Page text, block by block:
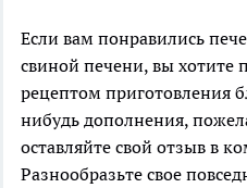
Если вам понравились
свиной печени, вы хотите
рецептом приготовления
нибудь дополнения,
оставляйте свой отзыв в
Разнообразьте свое